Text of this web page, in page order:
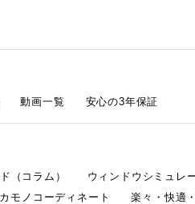
動画一覧 安心の3年保証
（コラム） ウィンドウシミュレ
モノコーディネート 楽々・快適